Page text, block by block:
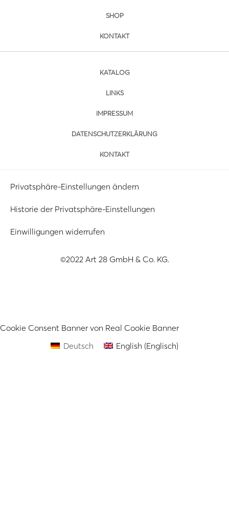
SHOP
KONTAKT
KATALOG
LINKS
IMPRESSUM
DATENSCHUTZERKLÄRUNG
KONTAKT
Privatsphäre-Einstellungen ändern
Historie der Privatsphäre-Einstellungen
Einwilligungen widerrufen
©2022 Art 28 GmbH & Co. KG.
Cookie Consent Banner von Real Cookie Banner
Deutsch
English (Englisch)